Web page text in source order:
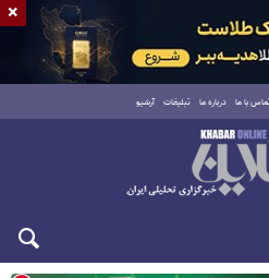
با ما درباره ما تبلیغات آرشیو
×